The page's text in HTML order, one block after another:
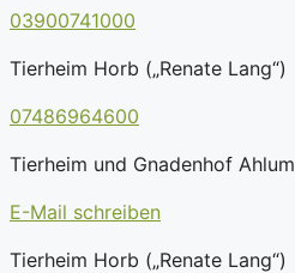
03900741000
Tierheim Horb („Renate Lang“)
07486964600
Tierheim und Gnadenhof Ahlum
E-Mail schreiben
Tierheim Horb („Renate Lang“)